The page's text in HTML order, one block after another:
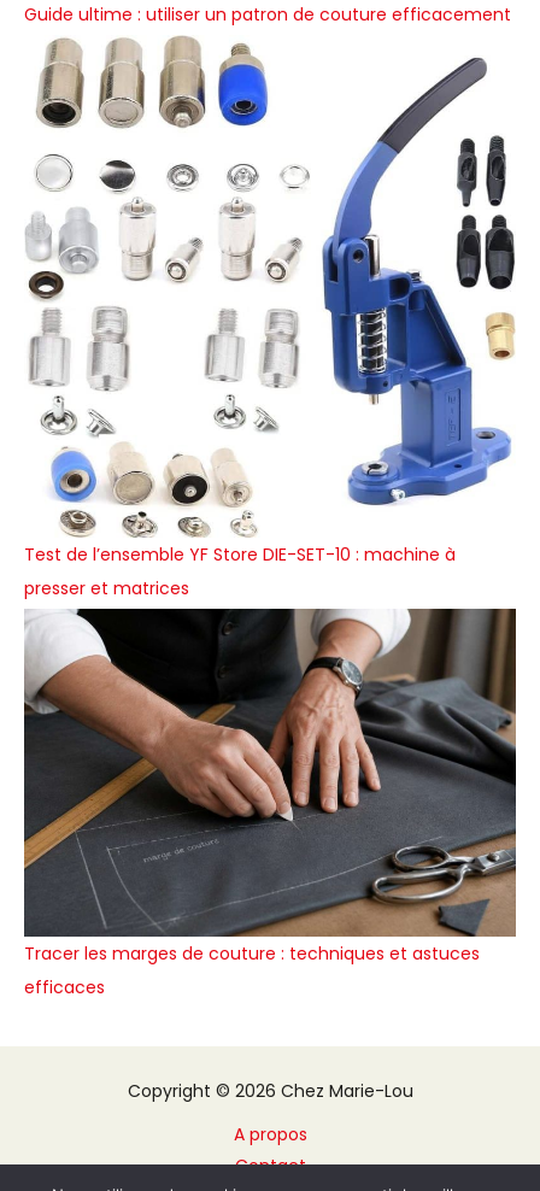
Guide ultime : utiliser un patron de couture efficacement
Test de l’ensemble YF Store DIE-SET-10 : machine à
presser et matrices
Tracer les marges de couture : techniques et astuces
efficaces
Copyright © 2026 Chez Marie-Lou
A propos
Contact